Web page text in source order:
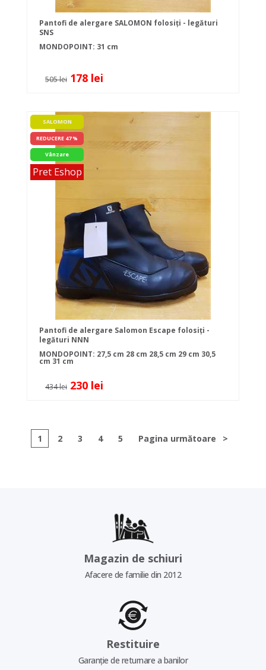
Pantofi de alergare SALOMON folosiți - legături
SNS
MONDOPOINT: 31 cm
505 lei 178 lei
SALOMON
REDUCERE 47 %
Vânzare
Pret Eshop
Pantofi de alergare Salomon Escape folosiți -
legături NNN
MONDOPOINT: 27,5 cm 28 cm 28,5 cm 29 cm 30,5
cm 31 cm
434 lei 230 lei
1 2 3 4 5 Pagina următoare >
Magazin de schiuri
Afacere de familie din 2012
Restituire
Garanție de returnare a banilor